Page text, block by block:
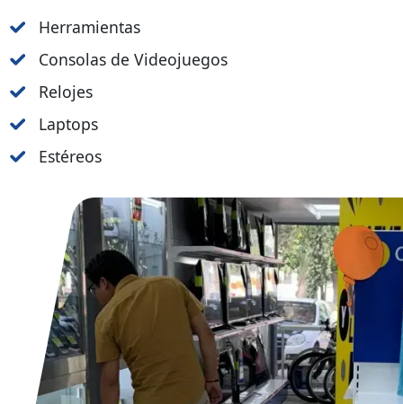
Herramientas
Consolas de Videojuegos
Relojes
Laptops
Estéreos